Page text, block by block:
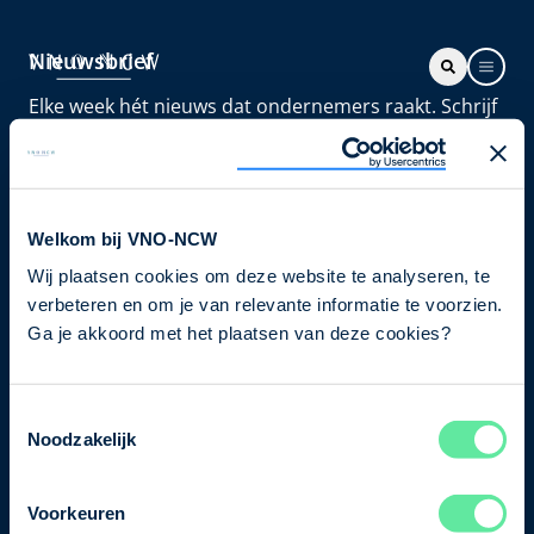
Welkom bij VNO-NCW
Wij plaatsen cookies om deze website te analyseren, te
verbeteren en om je van relevante informatie te voorzien.
Ga je akkoord met het plaatsen van deze cookies?
Noodzakelijk
Voorkeuren
Nieuwsbrief
Elke week hét nieuws dat ondernemers raakt. Schrijf
je nu in voor de VNO-NCW nieuwsbrief.
Schrijf je in
Direct naar
Ons verhaal
Bezuidenhoutseweg 12
T+31 70 349 03 49